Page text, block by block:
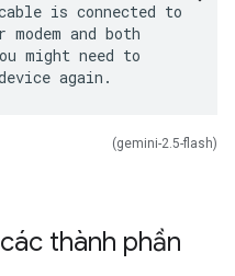
is connected to
and both
might need to
(gemini-2.5-flash)
thành phần